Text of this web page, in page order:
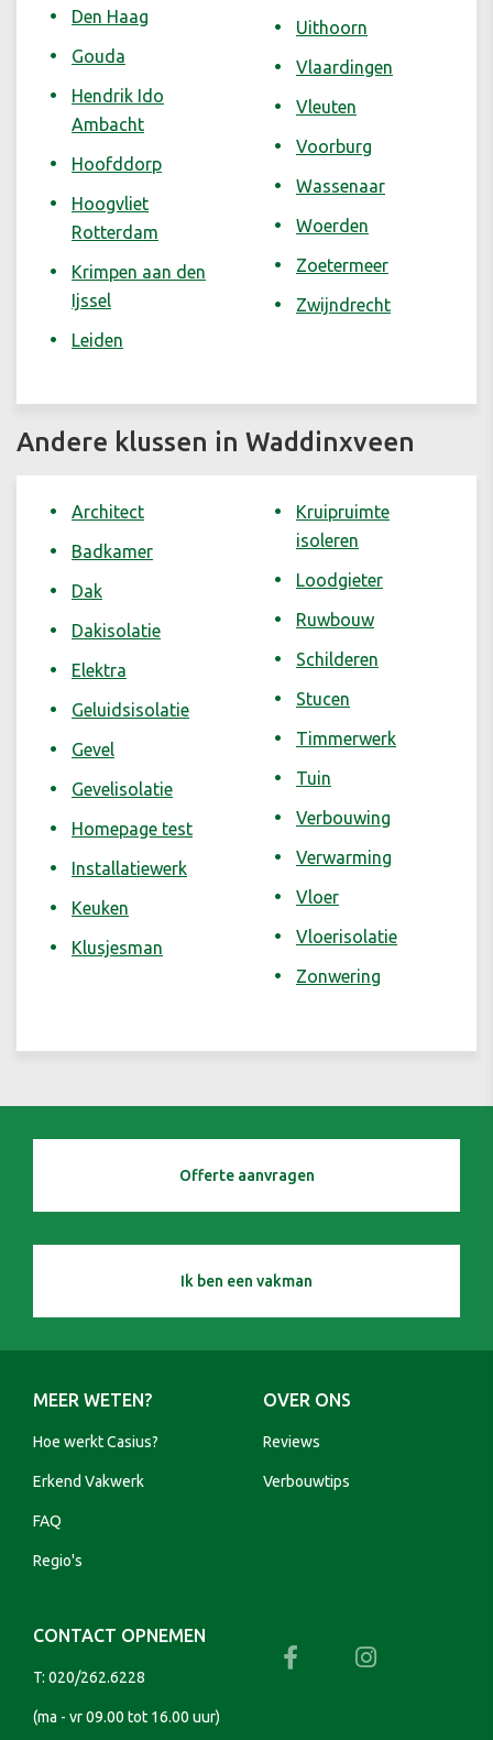
Den Haag
Gouda
Hendrik Ido
Ambacht
Hoofddorp
Hoogvliet
Rotterdam
Krimpen aan den
Ijssel
Leiden
Uithoorn
Vlaardingen
Vleuten
Voorburg
Wassenaar
Woerden
Zoetermeer
Zwijndrecht
Andere klussen in Waddinxveen
Architect
Badkamer
Dak
Dakisolatie
Elektra
Geluidsisolatie
Gevel
Gevelisolatie
Homepage test
Installatiewerk
Keuken
Klusjesman
Kruipruimte
isoleren
Loodgieter
Ruwbouw
Schilderen
Stucen
Timmerwerk
Tuin
Verbouwing
Verwarming
Vloer
Vloerisolatie
Zonwering
Offerte aanvragen
Ik ben een vakman
MEER WETEN?
Hoe werkt Casius?
Erkend Vakwerk
FAQ
Regio's
OVER ONS
Reviews
Verbouwtips
CONTACT OPNEMEN
T: 020/262.6228
(ma - vr 09.00 tot 16.00 uur)